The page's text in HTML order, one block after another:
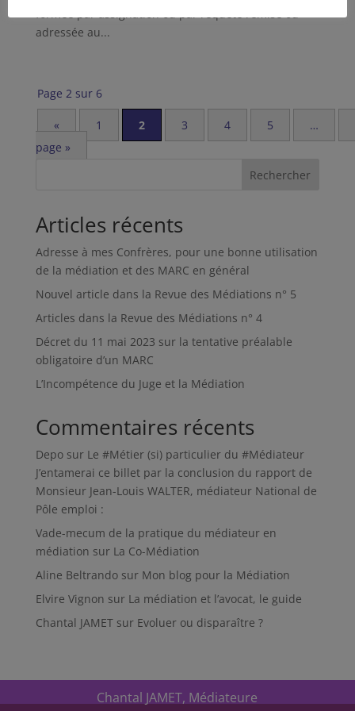
formée par assignation ou par requête remise ou
adressée au...
Page 2 sur 6
« 1 2 3 4 5 …
page »
Rechercher
Articles récents
Adresse à mes Confrères, pour une bonne utilisation
de la médiation et des MARC en général
Nouvel article dans la Revue des Médiations n° 5
Articles dans la Revue des Médiations n° 4
Décret du 11 mai 2023 sur la tentative préalable
obligatoire d’un MARC
L’Incompétence du Juge et la Médiation
Commentaires récents
Deposur Le #Métier (si) particulier du #Médiateur
J’entamerai ce billet par la conclusion du rapport de
Monsieur Jean-Louis WALTER, médiateur National de
Pôle emploi :
Vade-mecum de la pratique du médiateur en
médiation sur La Co-Médiation
Aline Beltrandosur Mon blog pour la Médiation
Elvire Vignon sur La médiation et l’avocat, le guide
Chantal JAMETsur Evoluer ou disparaître ?
Chantal JAMET, Médiateure